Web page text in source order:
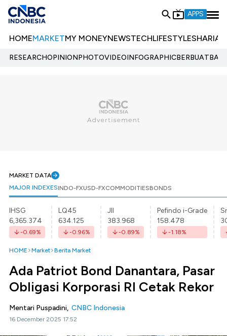
APPS
HOMEMARKETMY MONEYNEWSTECHLIFESTYLESHARIA
RESEARCHOPINIONPHOTOVIDEOINFOGRAPHIC
MARKET DATA
MAJOR INDEXESINDO-FXUSD-FXCOMMODITIESBONDS
IHSG
6,365.374
-0.69%
LQ45
634.125
-0.96%
JII
383.968
-0.89%
Pefindo i-Grade
158.478
-1.18%
HOME Market Berita Market
Ada Patriot Bond Danantara, Pasar
Obligasi Korporasi RI Cetak Rekor
Mentari Puspadini, CNBC Indonesia
16 December 2025 17:52